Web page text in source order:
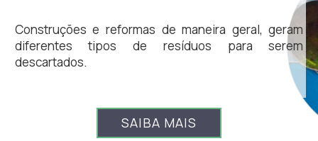
Construções e reformas de maneira geral, geram
diferentes tipos de resíduos para serem
descartados.
SAIBA MAIS